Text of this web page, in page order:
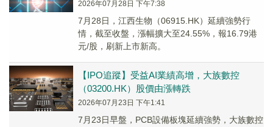
2026年07月28日 下午7:38
7月28日，江西生物（06915.HK）延續強勢行
情，截至收盤，漲幅擴大至24.55%，報16.79港
元/股，刷新上市新高。
【IPO追蹤】受益AI業績高增，大族數控
（03200.HK）股價由漲轉跌
2026年07月23日 下午1:41
7月23日早盤，PCB設備板塊延續強勢，大族數控